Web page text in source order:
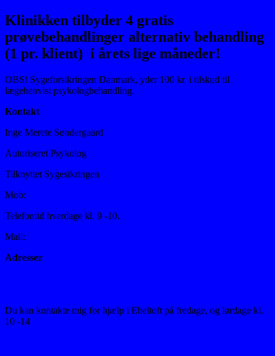
Klinikken tilbyder 4 gratis
prøvebehandlinger alternativ behandling
(1 pr. klient) i årets lige måneder!
OBS! Sygeforsikringen Danmark, yder 100 kr. i tilskud til
lægehenvist psykologbehandling.
Kontakt
Inge Merete Søndergaard
Autoriseret Psykolog
Tilknyttet Sygesikringen
Mob:
Telefontid hverdage kl. 9 -10.
Mail:
Adresser
Du kan kontakte mig for hjælp i Ebeltoft på fredage, og lørdage kl.
10 -14